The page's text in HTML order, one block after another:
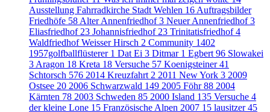
Ausstellung Fahrradkirche Stadt Wehlen 16 Auftragsbilder
Friedhöfe 58 Alter Annenfriedhof3 Neuer Annenfriedhof3
Eliasfriedhof 23 Johannisfriedhof 23 Trinitatisfriedhof4
Waldfriedhof Weisser Hirsch 2 Community 1402
1957golfballflüsterer 1 Dat Ei 3 Ditmar 1 Egbert 96 Slowakei
3 Aragon 18 Kreta 18 Versuche 57 Koenigsteiner41
Schtorsch 576 2014 Kreuzfahrt 2 2011 New York 3 2009
Ostsee 20 2006 Schwarzwald 149 2005 Föhr88 2004
Kärnten 78 2003 Schweden 85 2000 Island 135 Versuche 4
der kleine Lone 15 Französische Alpen 2007 15 lausitzer45